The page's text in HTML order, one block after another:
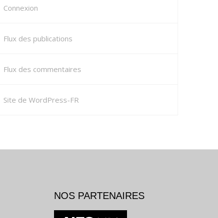
Connexion
Flux des publications
Flux des commentaires
Site de WordPress-FR
NOS PARTENAIRES